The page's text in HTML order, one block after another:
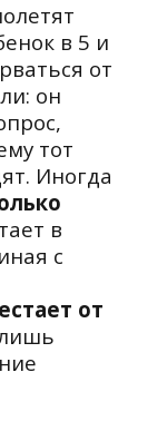
в 5 и
от
он
тот
Иногда
в
с
от